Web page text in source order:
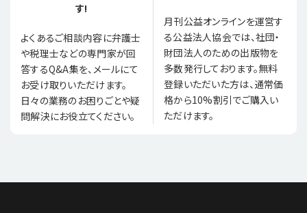
す!
よくあるご相談内容に弁護士
や税理士などの専門家が回
答するQ&A集を、メールにて
お受け取りいただけます。
日々の業務のお困りごとや疑
問解決にお役立てください。
月刊公益オンラインを運営す
る公益法人協会では、社団・
財団法人のための出版物を
多数発行しております。無料
登録いただいた方は、通常価
格から10%割引でご購入い
ただけます。